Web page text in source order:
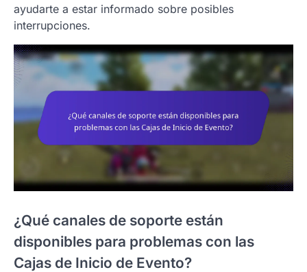
ayudarte a estar informado sobre posibles
interrupciones.
¿Qué canales de soporte están
disponibles para problemas con las
Cajas de Inicio de Evento?